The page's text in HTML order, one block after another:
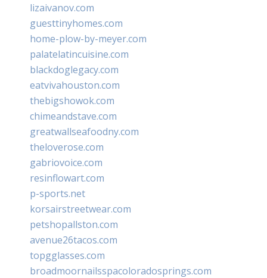
lizaivanov.com
guesttinyhomes.com
home-plow-by-meyer.com
palatelatincuisine.com
blackdoglegacy.com
eatvivahouston.com
thebigshowok.com
chimeandstave.com
greatwallseafoodny.com
theloverose.com
gabriovoice.com
resinflowart.com
p-sports.net
korsairstreetwear.com
petshopallston.com
avenue26tacos.com
topgglasses.com
broadmoornailsspacoloradosprings.com